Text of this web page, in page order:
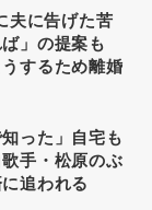
夫に告げた苦
」の提案も
うするため離婚
った」自宅も
手・松原のぶ
追われる